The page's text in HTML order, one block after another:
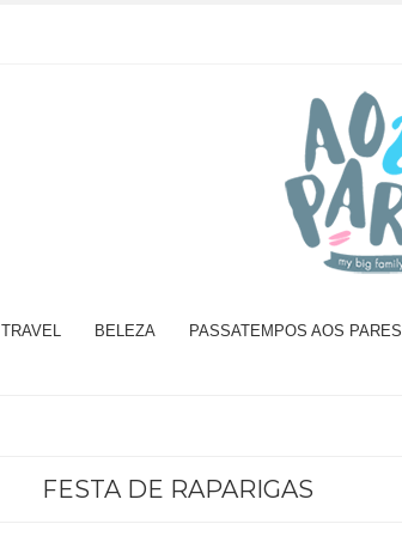
TRAVEL BELEZA PASSATEMPOS AOS PARES
FESTA DE RAPARIGAS